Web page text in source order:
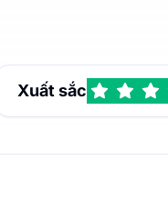
Xuất sắc